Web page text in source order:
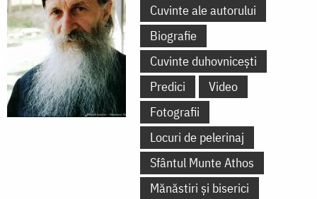
Cuvinte ale autorului
Biografie
Cuvinte duhovnicești
Predici
Video
Fotografii
Locuri de pelerinaj
Sfântul Munte Athos
Mănăstiri și biserici